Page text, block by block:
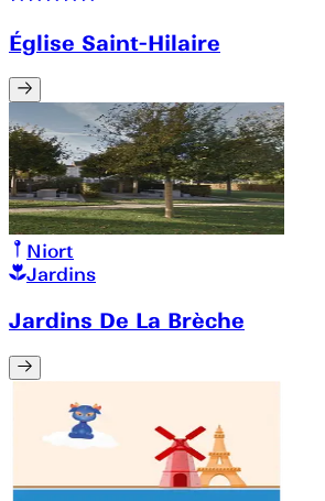
Église Saint-Hilaire
Niort
Jardins
Jardins De La Brèche